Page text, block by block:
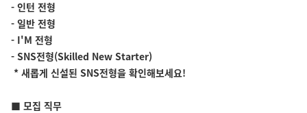
- 인턴 전형
- 일반 전형
- I'M 전형
- SNS전형(Skilled New Starter)
* 새롭게 신설된 SNS전형을 확인해보세요!
■ 모집 직무